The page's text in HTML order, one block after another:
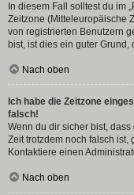
In diesem Fall solltest du im
Zeitzone (Mitteleuropäische
von registrierten Benutzern
bist, ist dies ein guter Grund,
Nach oben
Ich habe die Zeitzone
falsch!
Wenn du dir sicher bist,
Zeit trotzdem noch falsch ist,
Kontaktiere einen
Nach oben